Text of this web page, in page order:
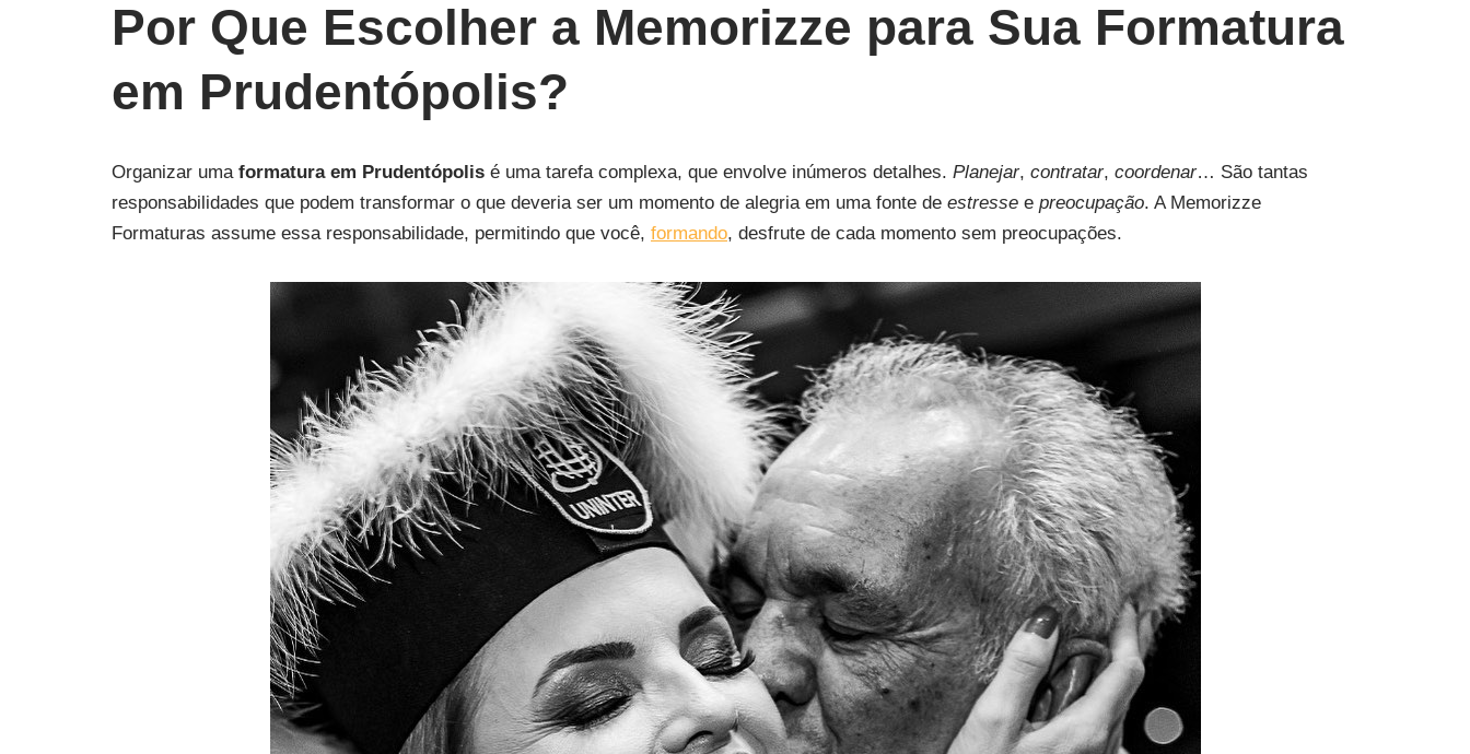
Por Que Escolher a Memorizze para Sua Formatura
em Prudentópolis?
Organizar uma formatura em Prudentópolis é uma tarefa complexa, que envolve inúmeros detalhes. Planejar, contratar, coordenar… São tantas
responsabilidades que podem transformar o que deveria ser um momento de alegria em uma fonte de estresse e preocupação. A Memorizze
Formaturas assume essa responsabilidade, permitindo que você, formando, desfrute de cada momento sem preocupações.